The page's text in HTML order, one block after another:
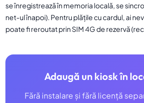
se înregistrează în memoria locală, se
net-ul înapoi). Pentru plățile cu cardul, ai
poate fi reroutat prin SIM 4G de rezervă
Adaugă un kiosk în
Fără instalare și fără licență